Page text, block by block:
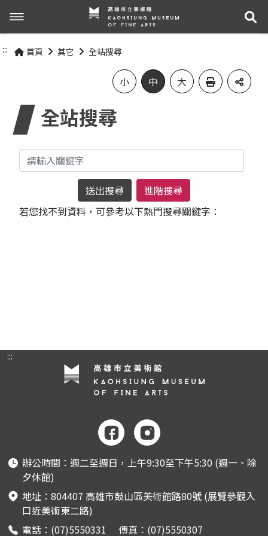
展覽與活動
展覽資訊
關於我們
關於高美館
歷史記事
創意標誌
周邊環境
合作夥伴
美術館會員
參觀資訊
無障礙服務專區
高美館
兒童美術館
網站導覽
::: 首頁 其它 全站搜尋
小 中 大
全站搜尋
關鍵字
進階搜尋
若您找不到資料，可參考以下熱門搜尋關鍵字：
:::
辦公時間：週二至週日，上午9:30至下午5:30 (週一、除
夕休館)
地址：804407 高雄市鼓山區美術館路80號 (展覽參觀入
口近美術東二路)
電話：(07)5550331 傳真：(07)5550307